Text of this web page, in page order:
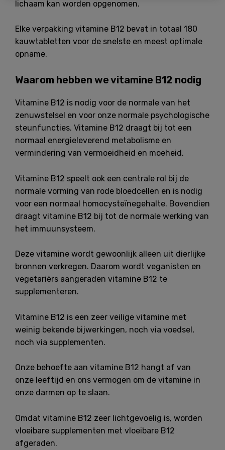
lichaam kan worden opgenomen.
Elke verpakking vitamine B12 bevat in totaal 180
kauwtabletten voor de snelste en meest optimale
opname.
Waarom hebben we vitamine B12 nodig
Vitamine B12 is nodig voor de normale van het
zenuwstelsel en voor onze normale psychologische
steunfuncties. Vitamine B12 draagt bij tot een
normaal energieleverend metabolisme en
vermindering van vermoeidheid en moeheid.
Vitamine B12 speelt ook een centrale rol bij de
normale vorming van rode bloedcellen en is nodig
voor een normaal homocysteïnegehalte. Bovendien
draagt vitamine B12 bij tot de normale werking van
het immuunsysteem.
Deze vitamine wordt gewoonlijk alleen uit dierlijke
bronnen verkregen. Daarom wordt veganisten en
vegetariërs aangeraden vitamine B12 te
supplementeren.
Vitamine B12 is een zeer veilige vitamine met
weinig bekende bijwerkingen, noch via voedsel,
noch via supplementen.
Onze behoefte aan vitamine B12 hangt af van
onze leeftijd en ons vermogen om de vitamine in
onze darmen op te slaan.
Omdat vitamine B12 zeer lichtgevoelig is, worden
vloeibare supplementen met vloeibare B12
afgeraden.